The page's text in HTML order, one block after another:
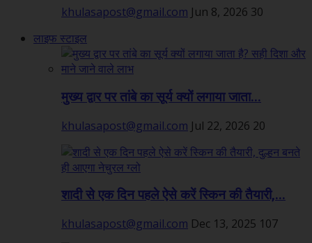
khulasapost@gmail.com Jun 8, 2026 30
लाइफ स्टाइल
मुख्य द्वार पर तांबे का सूर्य क्यों लगाया जाता...
khulasapost@gmail.com Jul 22, 2026 20
शादी से एक दिन पहले ऐसे करें स्किन की तैयारी,...
khulasapost@gmail.com Dec 13, 2025 107